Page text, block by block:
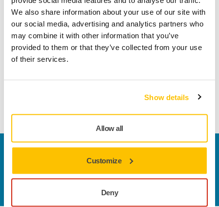
We also share information about your use of our site with
our social media, advertising and analytics partners who
may combine it with other information that you’ve
provided to them or that they’ve collected from your use
of their services.
Show details
Allow all
Customize
Deny
Gletieră pentru netezirea simplă a suprafețelor tencuite.
Lama din oțel inoxidabil de calitate superioară asigură
pregătirea perfectă a suprafeței. Designul confortabil și
ergonomic face posibilă manevrarea uneltei fără să se
oferă un control excelent al uneltei, precum și o utilizare
Contactaţi-ne
Doriți să aflați mai multe?Vă rugăm să ne contactați
iar echipa noastră de suport formată din experți vă
va răspunde la întrebări.